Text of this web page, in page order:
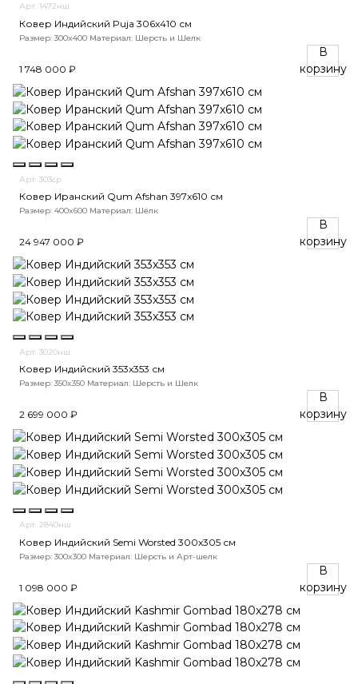
Арт. 1472нш
Ковер Индийский Puja 306x410 см
Размер: 300x400 Материал: Шерсть и Шелк
1 748 000 ₽
В
корзину
Арт. 303ср
Ковер Иранский Qum Afshan 397x610 см
Размер: 400x600 Материал: Шёлк
24 947 000 ₽
В
корзину
Арт. 3020нш
Ковер Индийский 353x353 см
Размер: 350x350 Материал: Шерсть и Шелк
2 699 000 ₽
В
корзину
Арт. 2840нш
Ковер Индийский Semi Worsted 300x305 см
Размер: 300x300 Материал: Шерсть и Арт-шелк
1 098 000 ₽
В
корзину